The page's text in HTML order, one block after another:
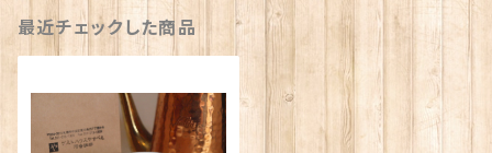
最近チェックした商品